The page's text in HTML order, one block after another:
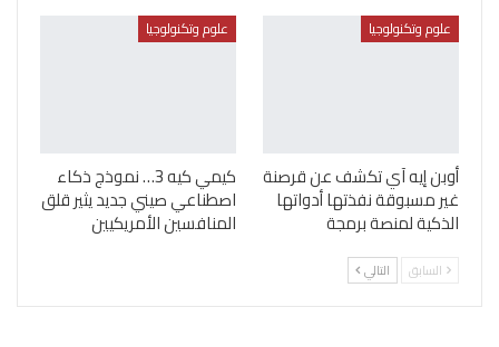
علوم وتكنولوجيا
أوبن إيه آي تكشف عن قرصنة
غير مسبوقة نفذتها أدواتها
الذكية لمنصة برمجة
علوم وتكنولوجيا
كيمي كيه 3… نموذج ذكاء
اصطناعي صيني جديد يثير قلق
المنافسين الأمريكيين
السابق التالي